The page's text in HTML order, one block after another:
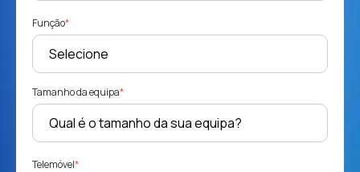
Função*
Tamanho da equipa*
Telemóvel*